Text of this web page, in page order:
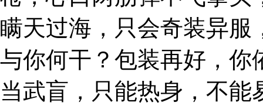
瞒天过海，只会奇装异服
与你何干？包装再好，你
当武盲，只能热身，不